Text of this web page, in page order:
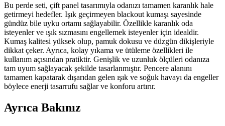
Bu perde seti, çift panel tasarımıyla odanızı tamamen karanlık hale
getirmeyi hedefler. Işık geçirmeyen blackout kumaşı sayesinde
gündüz bile uyku ortamı sağlayabilir. Özellikle karanlık oda
isteyenler ve ışık sızmasını engellemek isteyenler için idealdir.
Kumaş kalitesi yüksek olup, pamuk dokusu ve düzgün dikişleriyle
dikkat çeker. Ayrıca, kolay yıkama ve ütüleme özellikleri ile
kullanım açısından pratiktir. Genişlik ve uzunluk ölçüleri odanıza
tam uyum sağlayacak şekilde tasarlanmıştır. Pencere alanını
tamamen kapatarak dışarıdan gelen ışık ve soğuk havayı da engeller
böylece enerji tasarrufu sağlar ve konforu artırır.
Ayrıca Bakınız